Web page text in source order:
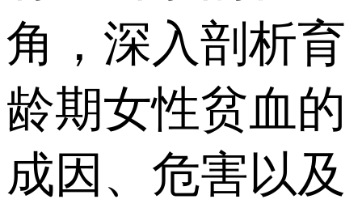
角，深入剖析育
龄期女性贫血的
成因、危害以及